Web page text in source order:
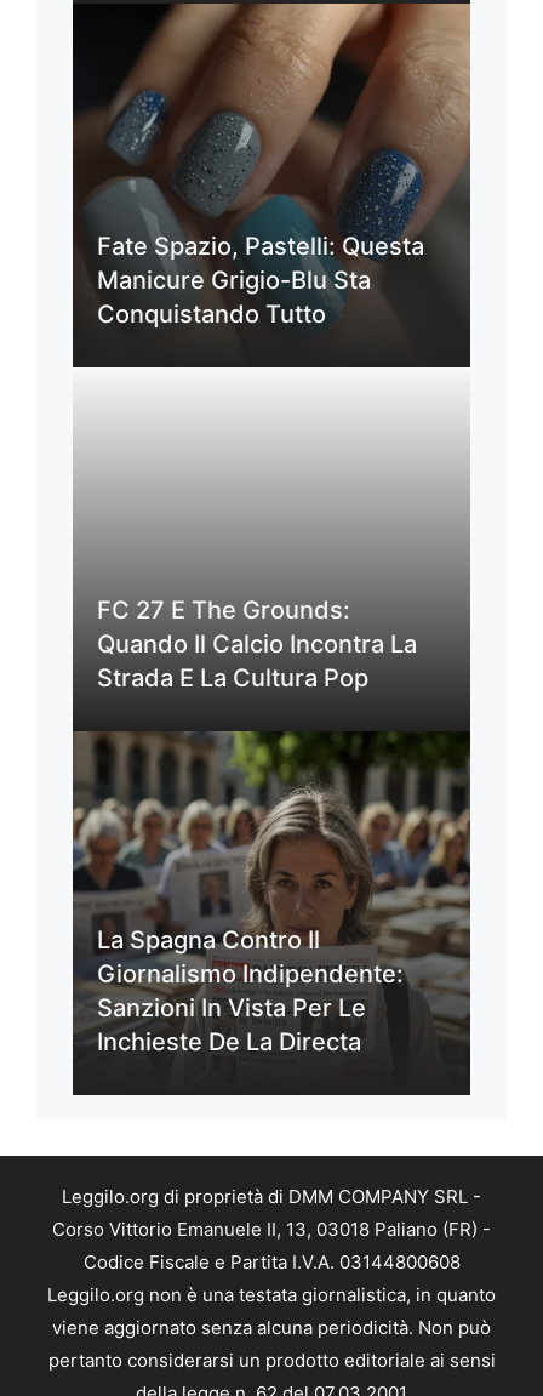
Fate Spazio, Pastelli: Questa
Manicure Grigio-Blu Sta
Conquistando Tutto
FC 27 E The Grounds:
Quando Il Calcio Incontra La
Strada E La Cultura Pop
La Spagna Contro Il
Giornalismo Indipendente:
Sanzioni In Vista Per Le
Inchieste De La Directa
Leggilo.org di proprietà di DMM COMPANY SRL -
Corso Vittorio Emanuele II, 13, 03018 Paliano (FR) -
Codice Fiscale e Partita I.V.A. 03144800608
Leggilo.org non è una testata giornalistica, in quanto
viene aggiornato senza alcuna periodicità. Non può
pertanto considerarsi un prodotto editoriale ai sensi